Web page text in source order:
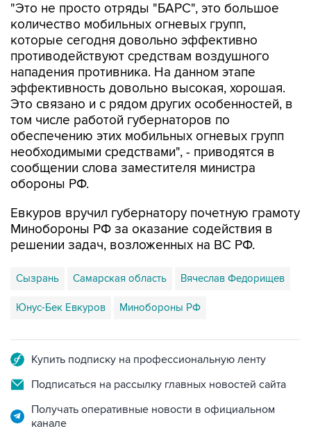
"Это не просто отряды "БАРС", это большое
количество мобильных огневых групп,
которые сегодня довольно эффективно
противодействуют средствам воздушного
нападения противника. На данном этапе
эффективность довольно высокая, хорошая.
Это связано и с рядом других особенностей, в
том числе работой губернаторов по
обеспечению этих мобильных огневых групп
необходимыми средствами", - приводятся в
сообщении слова заместителя министра
обороны РФ.
Евкуров вручил губернатору почетную грамоту
Минобороны РФ за оказание содействия в
решении задач, возложенных на ВС РФ.
Сызрань Самарская область Вячеслав Федорищев
Юнус-Бек Евкуров Минобороны РФ
Купить подписку на профессиональную ленту
Подписаться на рассылку главных новостей сайта
Получать оперативные новости в официальном
канале